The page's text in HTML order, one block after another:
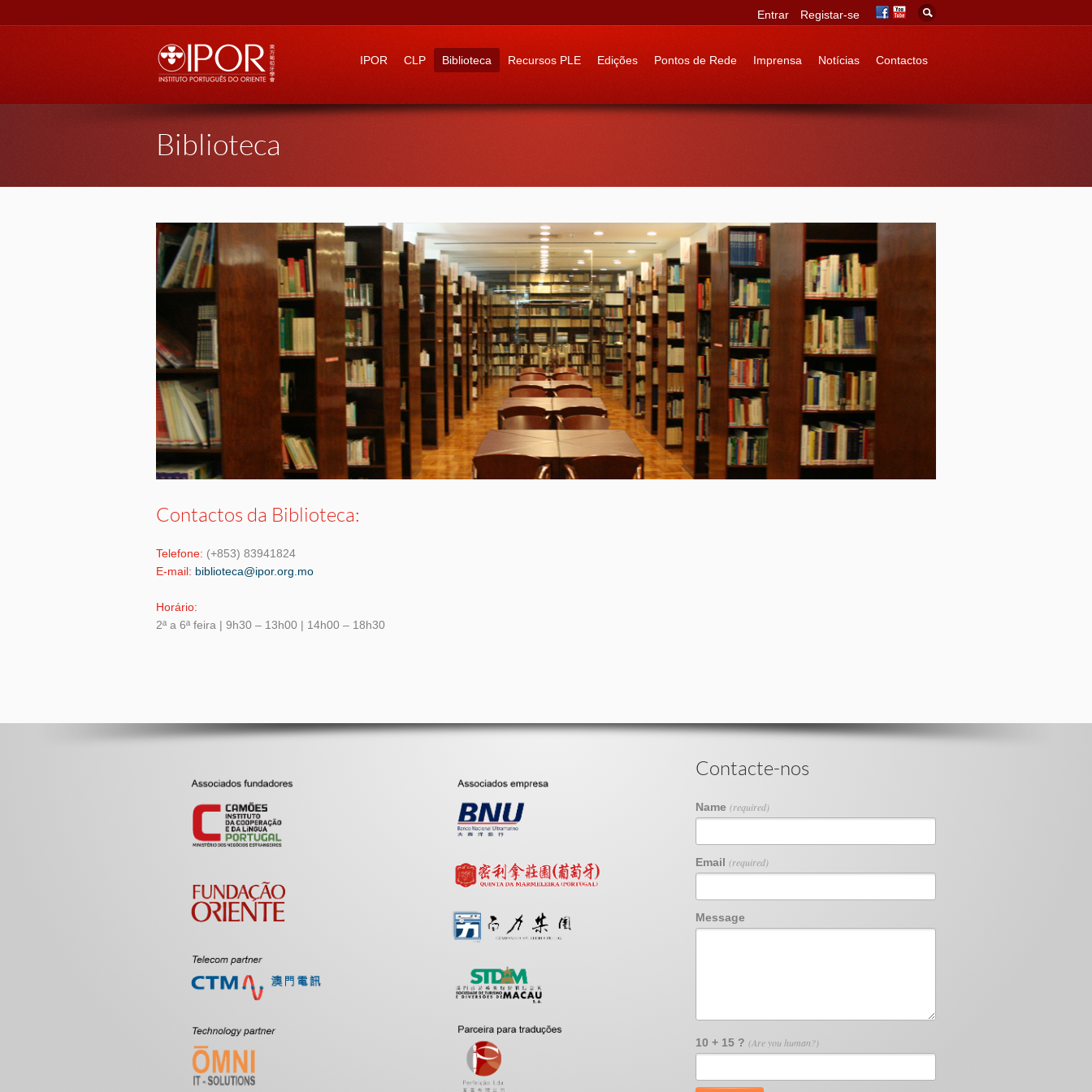
Go to:
IPOR CLP Biblioteca Recursos PLE Edições Pontos de Rede Imprensa Notícias Contactos
Entrar Registar-se
Biblioteca
Contactos da Biblioteca:
Telefone: (+853) 83941824
E-mail: biblioteca@ipor.org.mo
Horário:
2ª a 6ª feira | 9h30 – 13h00 | 14h00 – 18h30
Contacte-nos
Name (required)
Email (required)
Message
10 + 15 ? (Are you human?)